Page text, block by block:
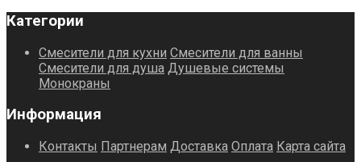
Категории
Смесители для кухни Смесители для ванны
Смесители для душа Душевые системы
Монокраны
Информация
Контакты Партнерам Доставка Оплата Карта сайта